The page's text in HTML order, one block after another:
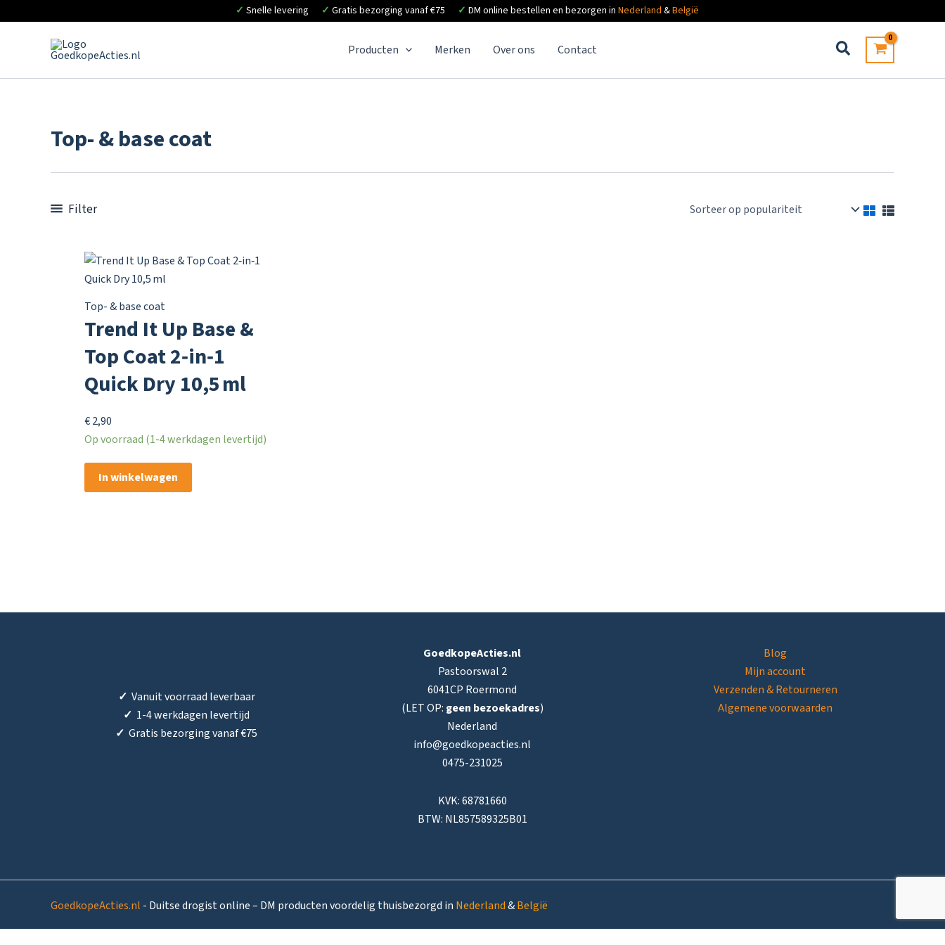
✓ Snelle levering ✓ Gratis bezorging vanaf €75 ✓ DM online bestellen en bezorgen in Nederland &België
Producten Merken Over ons Contact
Top- & base coat
Filter
Top- & base coat
Trend It Up Base &
Top Coat 2‑in‑1
Quick Dry 10,5 ml
€2,90
Op voorraad (1-4 werkdagen levertijd)
In winkelwagen
✓ Vanuit voorraad leverbaar
✓ 1-4 werkdagen levertijd
✓ Gratis bezorging vanaf €75
GoedkopeActies.nl
Pastoorswal 2
6041CP Roermond
(LET OP: geen bezoekadres)
Nederland
info@goedkopeacties.nl
0475-231025
KVK: 68781660
BTW: NL857589325B01
Blog
Mijn account
Verzenden & Retourneren
Algemene voorwaarden
GoedkopeActies.nl - Duitse drogist online – DM producten voordelig thuisbezorgd in Nederland&België